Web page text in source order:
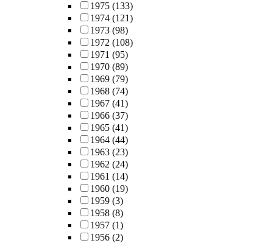
1975 (133)
1974 (121)
1973 (98)
1972 (108)
1971 (95)
1970 (89)
1969 (79)
1968 (74)
1967 (41)
1966 (37)
1965 (41)
1964 (44)
1963 (23)
1962 (24)
1961 (14)
1960 (19)
1959 (3)
1958 (8)
1957 (1)
1956 (2)